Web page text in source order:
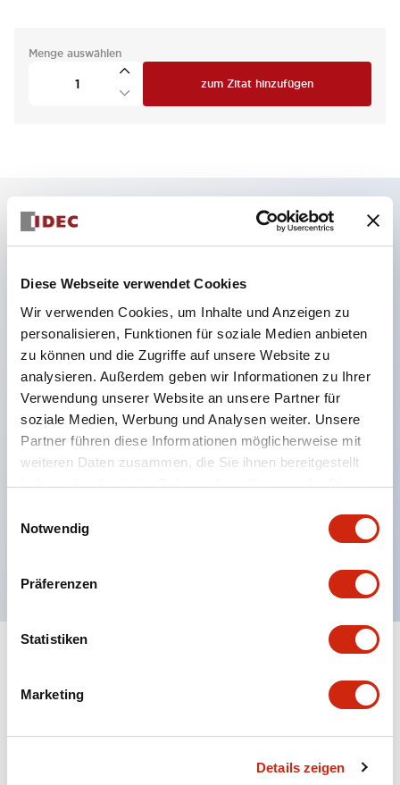
Diese Webseite verwendet Cookies
Wir verwenden Cookies, um Inhalte und Anzeigen zu
personalisieren, Funktionen für soziale Medien anbieten
zu können und die Zugriffe auf unsere Website zu
analysieren. Außerdem geben wir Informationen zu Ihrer
Verwendung unserer Website an unsere Partner für
soziale Medien, Werbung und Analysen weiter. Unsere
Partner führen diese Informationen möglicherweise mit
weiteren Daten zusammen, die Sie ihnen bereitgestellt
haben oder die sie im Rahmen Ihrer Nutzung der Dienste
Notwendig
Präferenzen
Statistiken
Marketing
Details zeigen
Menge auswählen
zum Zitat hinzufügen
Hauptmerkmale
Geeignet für ein breites Anwendungsspektrum
von der Konsumelektronik bis zum FA-Bereich
LED-Beleuchtungseinheit mit integriertem
strombegrenzendem Widerstand und Diode im
LED-Lampenkörper
Schutzarten IP40 und IP65 vollständig verfügbar
(IEC 60529)
UL- und CSA-zertifiziert. Entspricht EN (Europa)
Mit speziellem Zubehör leicht auf Φ22 Flash-
Other Specifications